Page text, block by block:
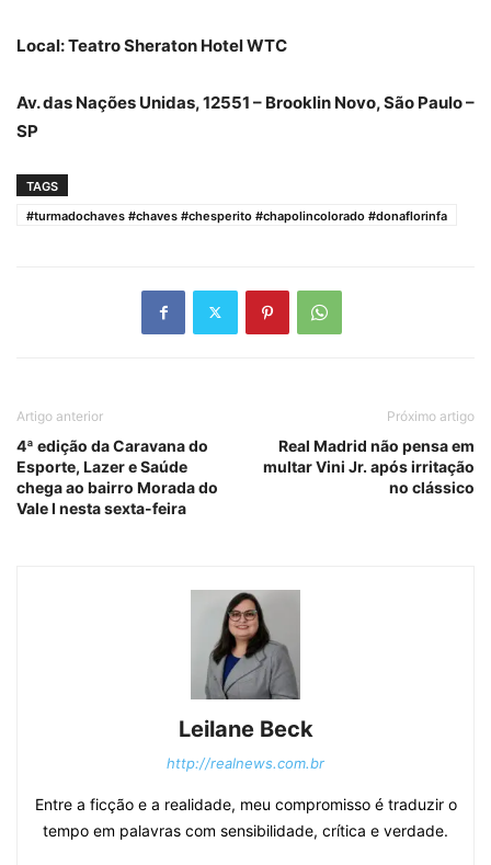
Local: Teatro Sheraton Hotel WTC
Av. das Nações Unidas, 12551 – Brooklin Novo, São Paulo –
SP
TAGS
#turmadochaves #chaves #chesperito #chapolincolorado #donaflorinfa
Artigo anterior
4ª edição da Caravana do
Esporte, Lazer e Saúde
chega ao bairro Morada do
Vale I nesta sexta-feira
Próximo artigo
Real Madrid não pensa em
multar Vini Jr. após irritação
no clássico
Leilane Beck
http://realnews.com.br
Entre a ficção e a realidade, meu compromisso é traduzir o
tempo em palavras com sensibilidade, crítica e verdade.